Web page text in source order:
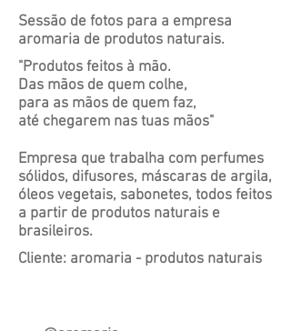
Sessão de fotos para a empresa
aromaria de produtos naturais.
"Produtos feitos à mão.
Das mãos de quem colhe,
para as mãos de quem faz,
até chegarem nas tuas mãos"
Empresa que trabalha com perfumes
sólidos, difusores, máscaras de argila,
óleos vegetais, sabonetes, todos feitos
a partir de produtos naturais e
brasileiros.
Cliente: aromaria - produtos naturais